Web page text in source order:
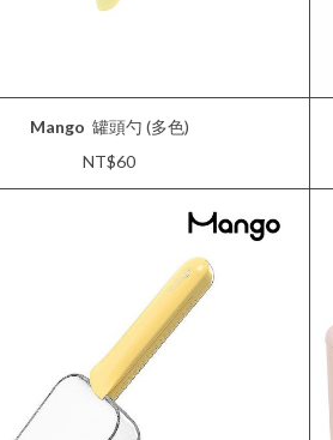
Mango 罐頭勺 (多色)
NT$60